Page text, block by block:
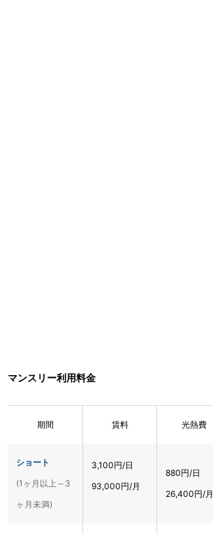
マンスリー利用料金
期間 賃料 光熱費
ショート
(1ヶ月以上～3
ヶ月未満)
3,100円/日
93,000円/月
880円/日
26,400円/月